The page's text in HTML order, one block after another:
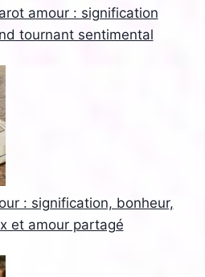
amour : signification
tournant sentimental
: signification, bonheur,
et amour partagé